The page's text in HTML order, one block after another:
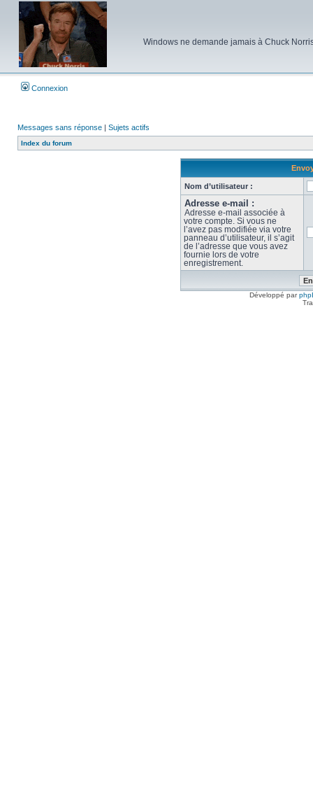
Windows ne demande jamais à Chuck
Connexion
Messages sans réponse | Sujets actifs
Index du forum
Nom d’utilisateur :
Adresse e-mail :
Adresse e-mail associée à
votre compte. Si vous ne
l’avez pas modifiée via votre
panneau d’utilisateur, il s’agit
de l’adresse que vous avez
fournie lors de votre
enregistrement.
Développé par